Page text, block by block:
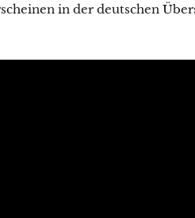
in der deutschen